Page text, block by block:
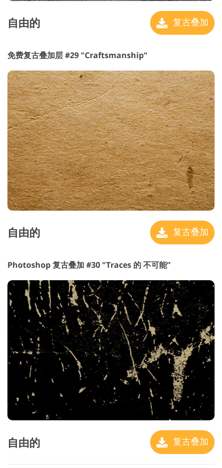
自由的 复古叠加
免费复古叠加层 #29 "Craftsmanship"
自由的 复古叠加
Photoshop 复古叠加 #30 "Traces 的 不可能”
自由的 复古叠加